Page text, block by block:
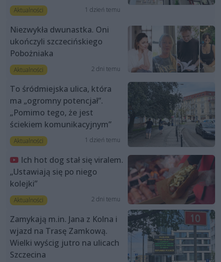
Aktualności 1 dzień temu
Niezwykła dwunastka. Oni
ukończyli szczecińskiego
Pobożniaka
Aktualności 2 dni temu
To śródmiejska ulica, która
ma „ogromny potencjał”.
„Pomimo tego, że jest
ściekiem komunikacyjnym”
Aktualności 1 dzień temu
Ich hot dog stał się viralem.
„Ustawiają się po niego
kolejki”
Aktualności 2 dni temu
Zamykają m.in. Jana z Kolna i
wjazd na Trasę Zamkową.
Wielki wyścig jutro na ulicach
Szczecina